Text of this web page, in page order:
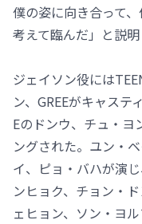
僕の姿に向き合って
考えて臨んだ」と説明
ジェイソン役には
ン、GREEがキャス
Eのドンウ、チュ・ヨ
ングされた。ユン・
イ、ピョ・バハが演
ンヒョク、チョン・
ェヒョン、ソン・ヨ